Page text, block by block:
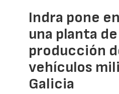
Indra pone
una planta de
producción
vehículos
Galicia